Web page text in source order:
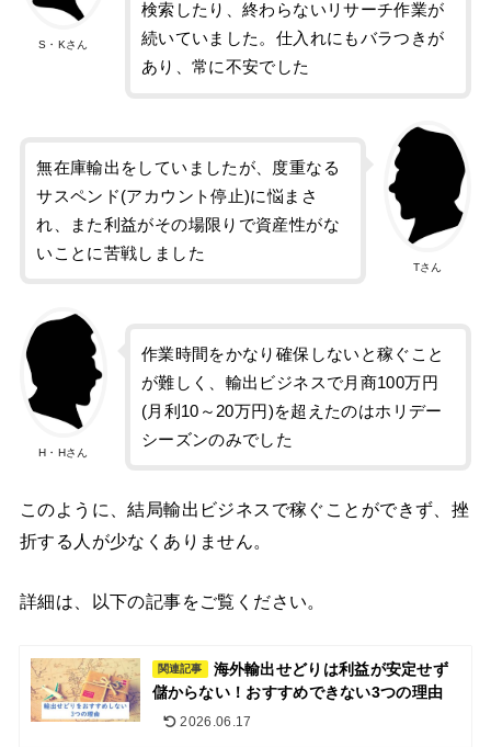
S・Kさん
検索したり、終わらないリサーチ作業が
続いていました。仕入れにもバラつきが
あり、常に不安でした
Tさん
無在庫輸出をしていましたが、度重なる
サスペンド(アカウント停止)に悩まさ
れ、また利益がその場限りで資産性がな
いことに苦戦しました
H・Hさん
作業時間をかなり確保しないと稼ぐこと
が難しく、輸出ビジネスで月商100万円
(月利10～20万円)を超えたのはホリデー
シーズンのみでした
このように、結局輸出ビジネスで稼ぐことができず、挫
折する人が少なくありません。
詳細は、以下の記事をご覧ください。
関連記事
海外輸出せどりは利益が安定せず
儲からない！おすすめできない3つの理由
2026.06.17